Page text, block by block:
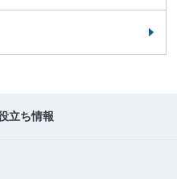
立ち情報